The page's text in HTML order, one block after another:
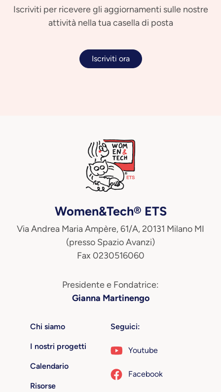
Iscriviti per ricevere gli aggiornamenti sulle nostre
attività nella tua casella di posta
Iscriviti ora
Women&Tech® ETS
Via Andrea Maria Ampère, 61/A, 20131 Milano MI
(presso Spazio Avanzi)
Fax 0230516060
Presidente e Fondatrice:
Gianna Martinengo
Chi siamo
I nostri progetti
Calendario
Risorse
Seguici:
Youtube
Facebook